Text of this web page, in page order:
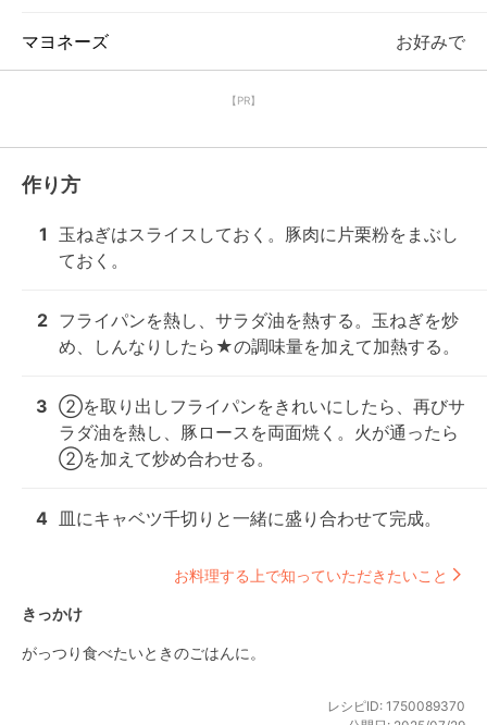
マヨネーズ お好みで
【PR】
作り方
1
玉ねぎはスライスしておく。豚肉に片栗粉をまぶし
ておく。
2 フライパンを熱し、サラダ油を熱する。玉ねぎを炒
め、しんなりしたら★の調味量を加えて加熱する。
3 ②を取り出しフライパンをきれいにしたら、再びサ
ラダ油を熱し、豚ロースを両面焼く。火が通ったら
②を加えて炒め合わせる。
4 皿にキャベツ千切りと一緒に盛り合わせて完成。
お料理する上で知っていただきたいこと
きっかけ
がっつり食べたいときのごはんに。
レシピID: 1750089370